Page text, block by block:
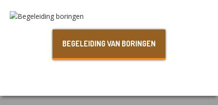
BEGELEIDING VAN BORINGEN
Nederlands
Français Deutsch